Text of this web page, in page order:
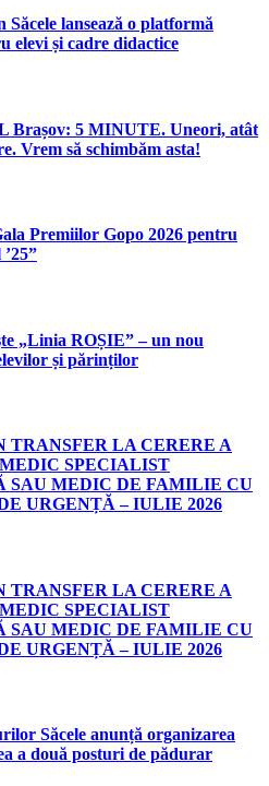
lansează o platformă
elevi și cadre didactice
Brașov: 5 MINUTE. Uneori, atât
Vrem să schimbăm asta!
Premiilor Gopo 2026 pentru
„Linia ROȘIE” – un nou
și părinților
TRANSFER LA CERERE A
SPECIALIST
SAU MEDIC DE FAMILIE CU
URGENȚĂ – IULIE 2026
TRANSFER LA CERERE A
SPECIALIST
SAU MEDIC DE FAMILIE CU
URGENȚĂ – IULIE 2026
Săcele anunță organizarea
a două posturi de pădurar